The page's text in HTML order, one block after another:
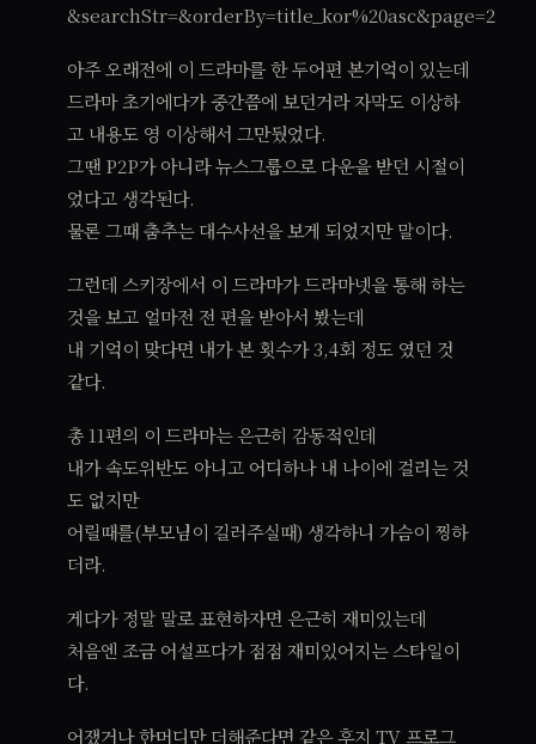
&searchStr=&orderBy=title_kor%20asc&page=2
아주 오래전에 이 드라마를 한 두어편 본기억이 있는데
드라마 초기에다가 중간쯤에 보던거라 자막도 이상하
고 내용도 영 이상해서 그만뒀었다.
그땐 P2P가 아니라 뉴스그룹으로 다운을 받던 시절이
었다고 생각된다.
물론 그때 춤추는 대수사선을 보게 되었지만 말이다.
그런데 스키장에서 이 드라마가 드라마넷을 통해 하는
것을 보고 얼마전 전 편을 받아서 봤는데
내 기억이 맞다면 내가 본 횟수가 3,4회 정도 였던 것
같다.
총 11편의 이 드라마는 은근히 감동적인데
내가 속도위반도 아니고 어디하나 내 나이에 걸리는 것
도 없지만
어릴때를(부모님이 길러주실때) 생각하니 가슴이 찡하
더라.
게다가 정말 말로 표현하자면 은근히 재미있는데
처음엔 조금 어설프다가 점점 재미있어지는 스타일이
다.
어쟀거나 한머디만 더해준다면 같은 후지 TV 프로그